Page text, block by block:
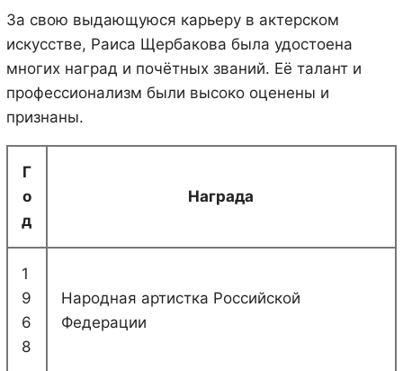
За свою выдающуюся карьеру в актерском
искусстве, Раиса Щербакова была удостоена
многих наград и почётных званий. Её талант и
профессионализм были высоко оценены и
признаны.
Г
о
д
Награда
1
9
6
8
Народная артистка Российской
Федерации